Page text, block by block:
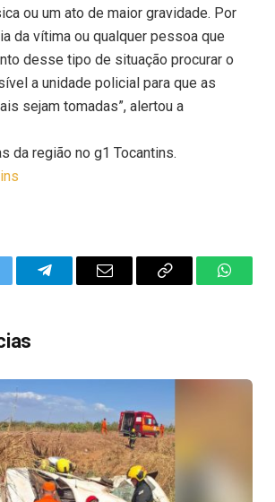
ou um ato de maior gravidade. Por
da vítima ou qualquer pessoa que
desse tipo de situação procurar o
a unidade policial para que as
sejam tomadas”, alertou a
da região no g1 Tocantins.
TelegramEmail
Copy